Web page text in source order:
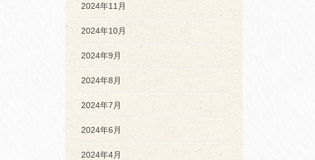
2024年11月
2024年10月
2024年9月
2024年8月
2024年7月
2024年6月
2024年4月